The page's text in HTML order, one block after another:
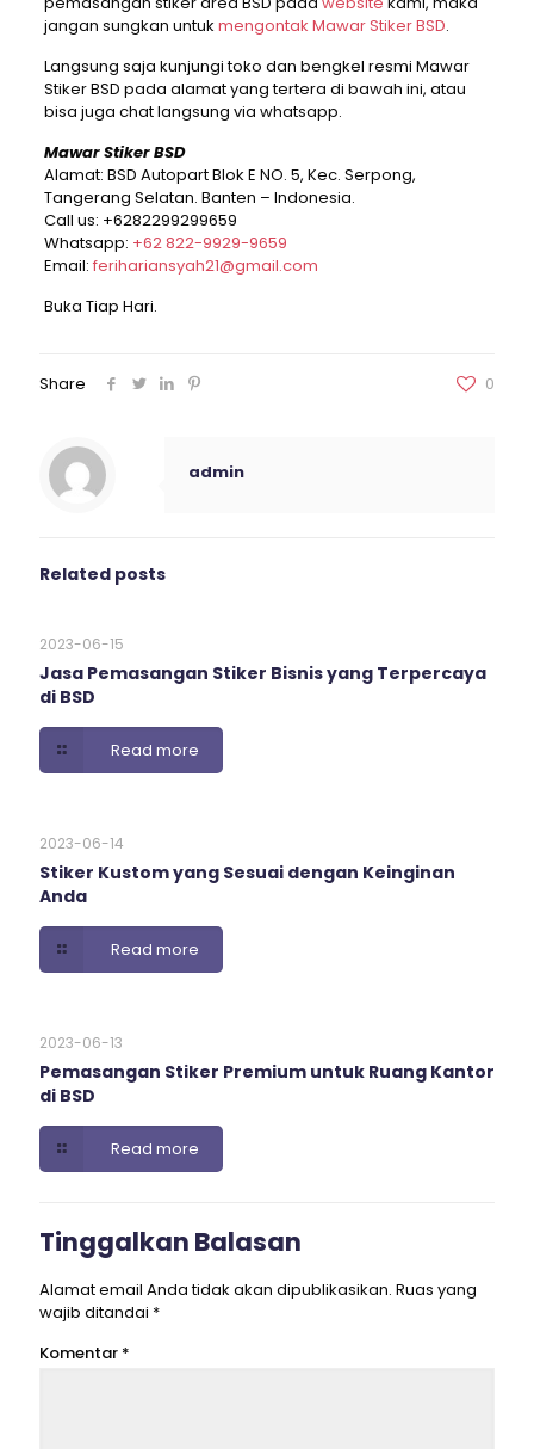
jangan sungkan untuk mengontak Mawar Stiker BSD.
Langsung saja kunjungi toko dan bengkel resmi Mawar
Stiker BSD pada alamat yang tertera di bawah ini, atau
bisa juga chat langsung via whatsapp.
Mawar Stiker BSD
Alamat: BSD Autopart Blok E NO. 5, Kec. Serpong,
Tangerang Selatan. Banten – Indonesia.
Call us: +6282299299659
Whatsapp: +62 822-9929-9659
Email: ferihariansyah21@gmail.com
Buka Tiap Hari.
Share 0
admin
Related posts
2023-06-15
Jasa Pemasangan Stiker Bisnis yang Terpercaya
di BSD
Read more
2023-06-14
Stiker Kustom yang Sesuai dengan Keinginan
Anda
Read more
2023-06-13
Pemasangan Stiker Premium untuk Ruang Kantor
di BSD
Read more
Tinggalkan Balasan
Alamat email Anda tidak akan dipublikasikan. Ruas yang
wajib ditandai *
Komentar *